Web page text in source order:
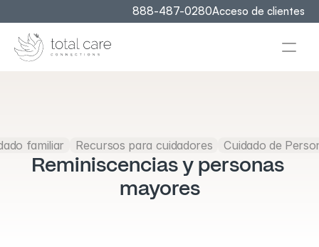
888-487-0280Acceso de clientes
familiar Recursos para cuidadores Cuidado de
Reminiscencias y personas
mayores